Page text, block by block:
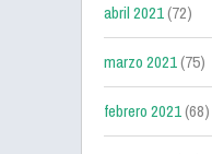
abril 2021(72)
marzo 2021(75)
febrero 2021(68)